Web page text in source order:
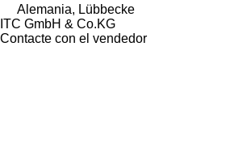
Alemania, Lübbecke
ITC GmbH & Co.KG
Contacte con el vendedor